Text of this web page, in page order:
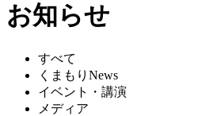
お知らせ
すべて
くまもりNews
イベント・講演
メディア